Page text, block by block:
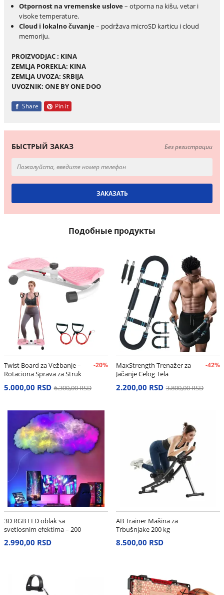
Otpornost na vremenske uslove– otporna na kišu, vetar i
visoke temperature.
Cloud i lokalno čuvanje– podržava microSD karticu i cloud
memoriju.
PROIZVODJAC : KINA
ZEMLJA POREKLA: KINA
ZEMLJA UVOZA: SRBIJA
UVOZNIK: ONE BY ONE DOO
Share Pin it
БЫСТРЫЙ ЗАКАЗ Без регистрации
Подобные продукты
Twist Board za Vežbanje –
Rotaciona Sprava za Struk
-20%
5.000,00 RSD 6.300,00 RSD
MaxStrength Trenažer za
Jačanje Celog Tela
-42%
2.200,00 RSD 3.800,00 RSD
3D RGB LED oblak sa
svetlosnim efektima – 200
cm
2.990,00 RSD
AB Trainer Mašina za
Trbušnjake 200 kg
8.500,00 RSD